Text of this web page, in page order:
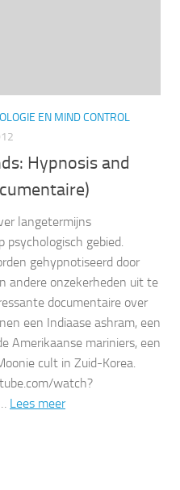
EN MIND CONTROL
Hypnosis and
langetermijns
psychologisch gebied.
gehypnotiseerd door
andere onzekerheden uit te
documentaire over
een Indiaase ashram, een
Amerikaanse mariniers, een
cult in Zuid-Korea.
watch?
Lees meer